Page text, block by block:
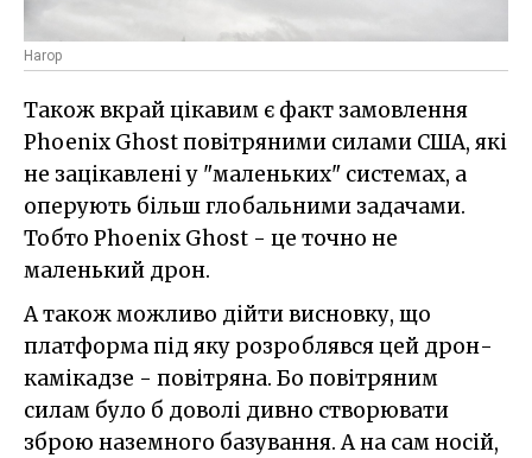
Harop
Також вкрай цікавим є факт замовлення
Phoenix Ghost повітряними силами США, які
не зацікавлені у "маленьких" системах, а
оперують більш глобальними задачами.
Тобто Phoenix Ghost - це точно не
маленький дрон.
А також можливо дійти висновку, що
платформа під яку розроблявся цей дрон-
камікадзе - повітряна. Бо повітряним
силам було б доволі дивно створювати
зброю наземного базування. А на сам носій,